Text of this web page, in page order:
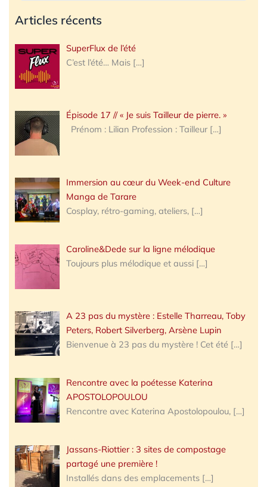
Articles récents
SuperFlux de l’été
C’est l’été… Mais […]
Épisode 17 // « Je suis Tailleur de pierre. »
Prénom : Lilian Profession : Tailleur […]
Immersion au cœur du Week-end Culture
Manga de Tarare
Cosplay, rétro-gaming, ateliers, […]
Caroline&Dede sur la ligne mélodique
Toujours plus mélodique et aussi […]
A 23 pas du mystère : Estelle Tharreau, Toby
Peters, Robert Silverberg, Arsène Lupin
Bienvenue à 23 pas du mystère ! Cet été […]
Rencontre avec la poétesse Katerina
APOSTOLOPOULOU
Rencontre avec Katerina Apostolopoulou, […]
Jassans-Riottier : 3 sites de compostage
partagé une première !
Installés dans des emplacements […]